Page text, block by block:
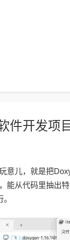
件开发项
意儿，就是把
能从代码里抽出